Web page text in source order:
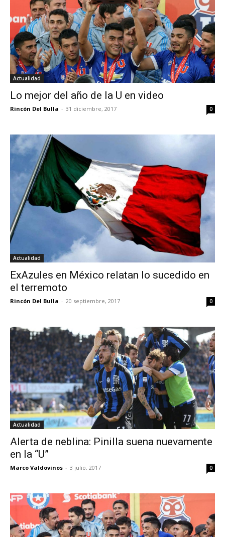
Actualidad
Lo mejor del año de la U en video
Rincón Del Bulla - 31 diciembre, 2017 0
Actualidad
ExAzules en México relatan lo sucedido en
el terremoto
Rincón Del Bulla - 20 septiembre, 2017 0
Actualidad
Alerta de neblina: Pinilla suena nuevamente
en la “U”
Marco Valdovinos - 3 julio, 2017 0